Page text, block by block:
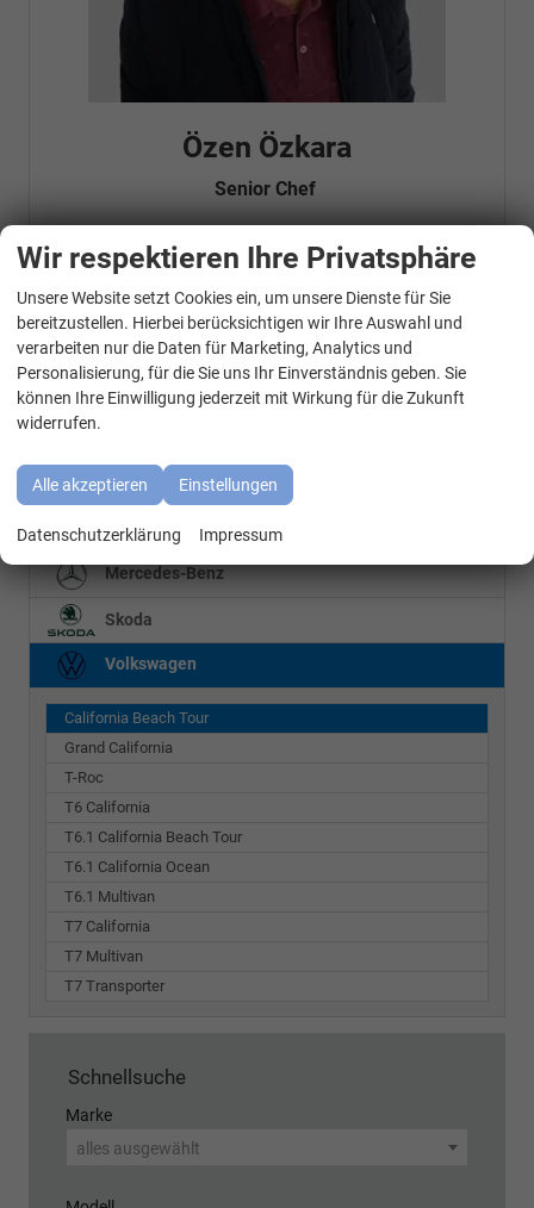
Özen Özkara
Senior Chef
Telefonnummer: 07181 - 47695 15
E-Mailadresse:info@autohausrems.de
Fahrzeugnr.
Geparkte Fahrzeuge (0)
BMW
Cupra
Mercedes-Benz
Skoda
Volkswagen
California Beach Tour
Grand California
T-Roc
T6 California
T6.1 California Beach Tour
T6.1 California Ocean
T6.1 Multivan
T7 California
T7 Multivan
T7 Transporter
Schnellsuche
Marke
alles ausgewählt
Wir respektieren Ihre Privatsphäre
Unsere Website setzt Cookies ein, um unsere Dienste für Sie
bereitzustellen. Hierbei berücksichtigen wir Ihre Auswahl und
verarbeiten nur die Daten für Marketing, Analytics und
Personalisierung, für die Sie uns Ihr Einverständnis geben. Sie
können Ihre Einwilligung jederzeit mit Wirkung für die Zukunft
widerrufen.
Alle akzeptieren Einstellungen
Datenschutzerklärung Impressum